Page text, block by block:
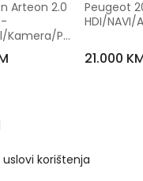
Arteon 2.0
Kamera/Pa
Peugeot
HDI/NAVI/
21.000
uslovi korištenja